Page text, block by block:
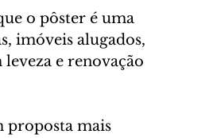
o pôster é uma
imóveis alugados,
e renovação
proposta mais